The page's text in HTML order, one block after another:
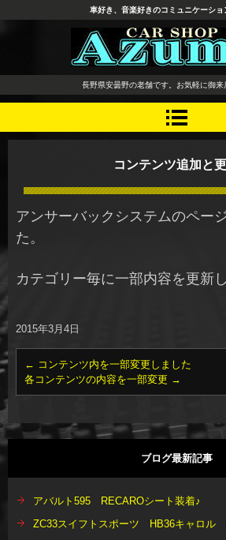
長野県 安曇野市 タ
イール デッドニン
ーディオ レカロシ
車好き、音楽好きのコミュニケーショ
長野県安曇野の老舗です。お気軽に御
コンテンツ追加と
アンサーバックシステムのペー
た。
カテゴリー毎に一部内容を更新
2015年3月4日
← コンテンツ内を一部変更しました
各コンテンツの内容を一部変更 →
ブログ最新記事
アバルト595 RECAROシート装着♪
ZC33スイフトスポーツ HB36キャロル